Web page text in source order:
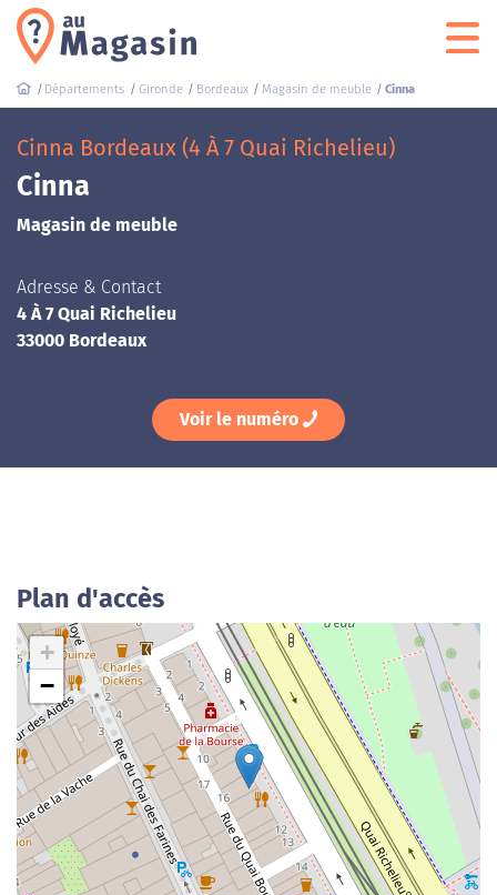
Départements Gironde Bordeaux Magasin de meuble Cinna
Cinna Bordeaux (4 À 7 Quai Richelieu)
Cinna
Magasin de meuble
Adresse & Contact
4 À 7 Quai Richelieu
33000 Bordeaux
Voir le numéro
Plan d'accès
+
−